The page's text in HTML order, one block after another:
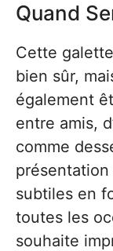
Quand
Cette
bien sûr,
également
entre amis,
comme
subtiles en
toutes les
souhaite